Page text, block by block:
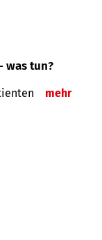
was tun?
mehr